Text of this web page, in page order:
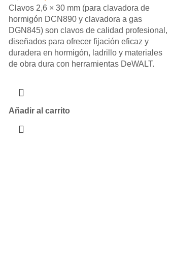
Clavos 2,6 × 30 mm (para clavadora de
hormigón DCN890 y clavadora a gas
DGN845) son clavos de calidad profesional,
diseñados para ofrecer fijación eficaz y
duradera en hormigón, ladrillo y materiales
de obra dura con herramientas DeWALT.
Añadir al carrito